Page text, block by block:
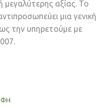
μεγαλύτερης αξίας. Το
μια γενική
την υπηρετούμε με